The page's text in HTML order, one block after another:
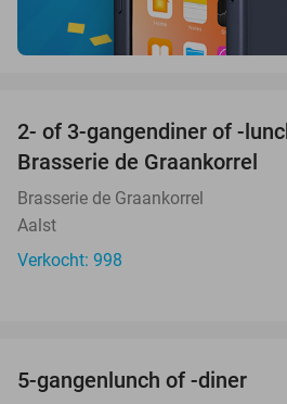
2- of 3-gangendiner of -
Brasserie de Graankorrel
Brasserie de Graankorrel
Aalst
Verkocht: 998
5-gangenlunch of -diner